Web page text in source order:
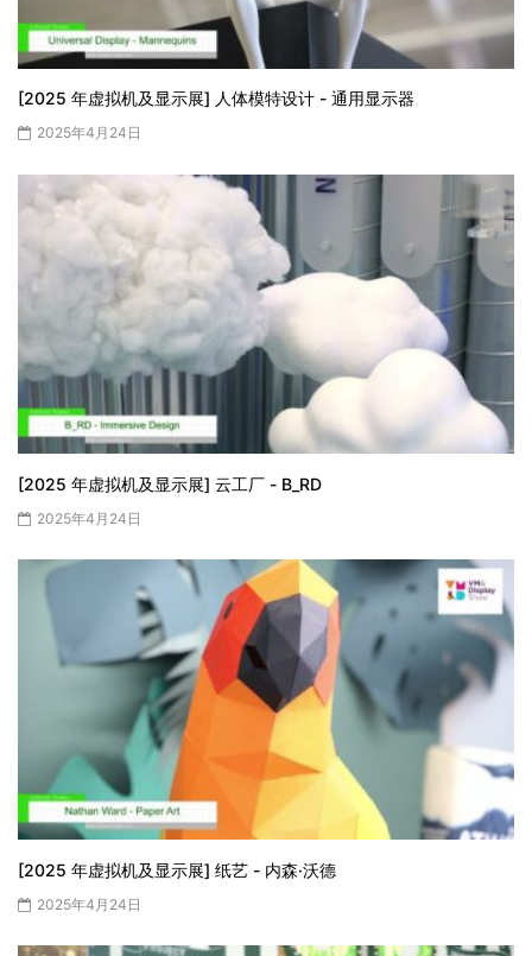
[2025 年虚拟机及显示展] 人体模特设计 - 通用显示器
2025年4月24日
[2025 年虚拟机及显示展] 云工厂 - B_RD
2025年4月24日
[2025 年虚拟机及显示展] 纸艺 - 内森·沃德
2025年4月24日